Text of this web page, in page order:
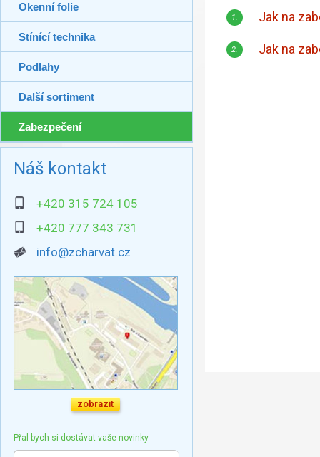
Okenní folie
Stínící technika
Podlahy
Další sortiment
Zabezpečení
Náš kontakt
+420 315 724 105
+420 777 343 731
info@zcharvat.cz
zobrazit
Přal bych si dostávat vaše novinky
1. Jak na
2. Jak na